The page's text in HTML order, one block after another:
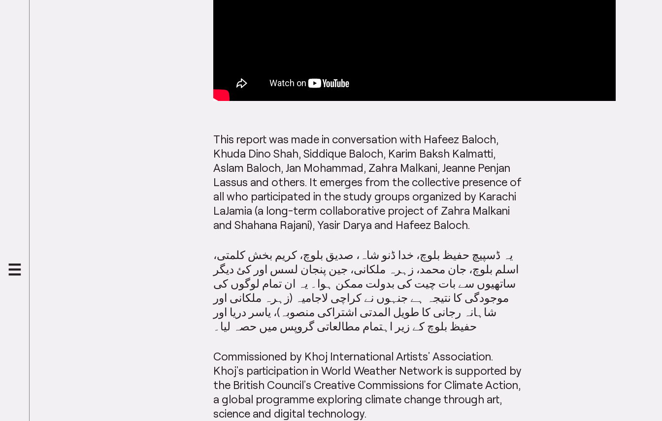
This report was made in conversation with Hafeez Baloch,
Khuda Dino Shah, Siddique Baloch, Karim Baksh Kalmatti,
Aslam Baloch, Jan Mohammad, Zahra Malkani, Jeanne Penjan
Lassus and others. It emerges from the collective presence of
all who participated in the study groups organized by Karachi
LaJamia (a long-term collaborative project of Zahra Malkani
and Shahana Rajani), Yasir Darya and Hafeez Baloch.
یہ ڈسپیچ حفیظ بلوچ، خدا ڈنو شاہ، صدیق بلوچ، کریم بخش کلمتی،
اسلم بلوچ، جان محمد، زہرہ ملکانی، جین پنجان لسس اور کئ دیگر
ساتھیوں سے بات چیت کی بدولت ممکن ہوا۔ یہ ان تمام لوگوں کی
موجودگی کا نتیجہ ہے جنہوں نے کراچی لاجامیہ (زہرہ ملکانی اور
شاہانہ رجانی کا طویل المدتی اشتراکی منصوبہ)، یاسر دریا اور
حفیظ بلوچ کے زیر اہتمام مطالعاتی گروپس میں حصہ لیا۔
Commissioned by Khoj International Artists’ Association.
Khoj’s participation in World Weather Network is supported by
the British Council’s Creative Commissions for Climate Action,
a global programme exploring climate change through art,
science and digital technology.